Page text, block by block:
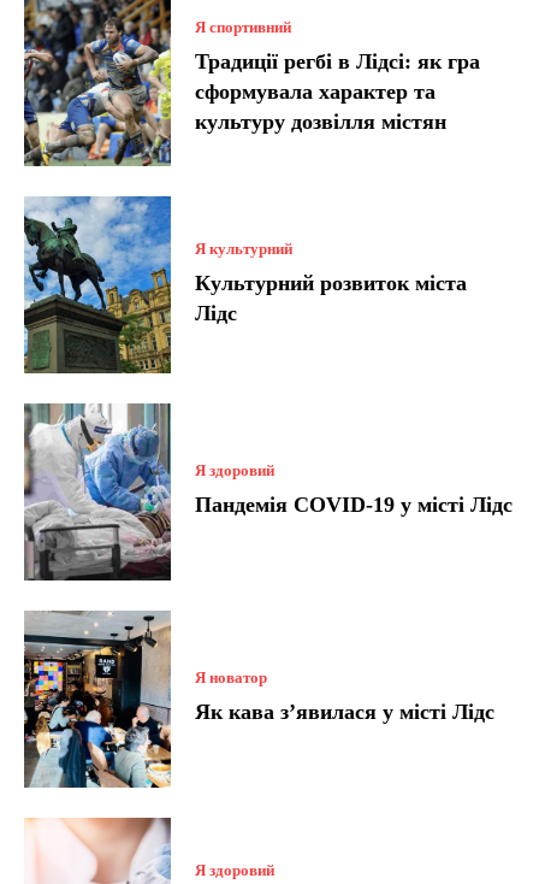
Я спортивний
Традиції регбі в Лідсі: як гра
сформувала характер та
культуру дозвілля містян
Я культурний
Культурний розвиток міста
Лідс
Я здоровий
Пандемія COVID-19 у місті Лідс
Я новатор
Як кава з’явилася у місті Лідс
Я здоровий